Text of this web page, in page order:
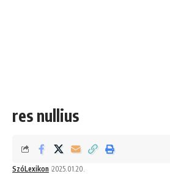
res nullius
SzóLexikon 2025.01.20.